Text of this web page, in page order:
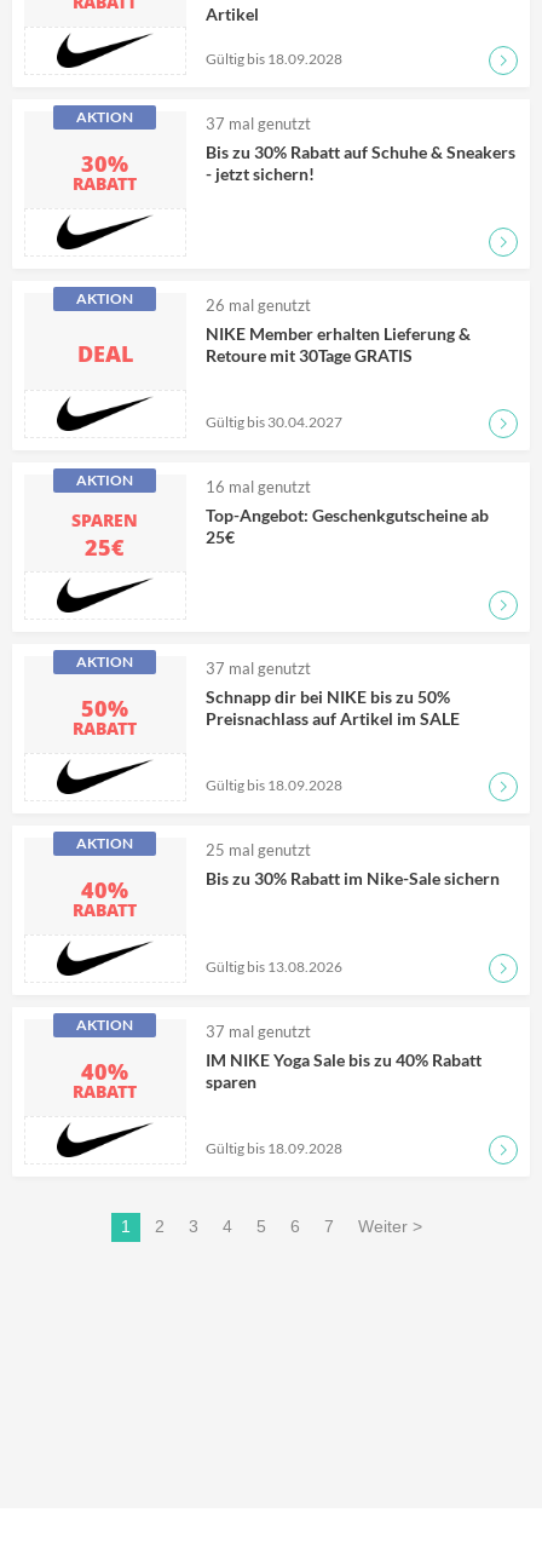
Artikel
Gültig bis 18.09.2028 Zum
30%
RABATT
AKTION 37 mal genutzt
Bis zu 30% Rabatt auf Schuhe & Sneakers
- jetzt sichern!
Zum
DEAL
AKTION 26 mal genutzt
NIKE Member erhalten Lieferung &
Retoure mit 30Tage GRATIS
Gültig bis 30.04.2027 Zum
SPAREN
25€
AKTION 16 mal genutzt
Top-Angebot: Geschenkgutscheine ab
25€
Zum
50%
RABATT
AKTION 37 mal genutzt
Schnapp dir bei NIKE bis zu 50%
Preisnachlass auf Artikel im SALE
Gültig bis 18.09.2028 Zum
40%
RABATT
AKTION 25 mal genutzt
Bis zu 30% Rabatt im Nike-Sale sichern
Gültig bis 13.08.2026 Zum
40%
RABATT
AKTION 37 mal genutzt
IM NIKE Yoga Sale bis zu 40% Rabatt
sparen
Gültig bis 18.09.2028 Zum
1 2 3 4 5 6 7 Weiter >